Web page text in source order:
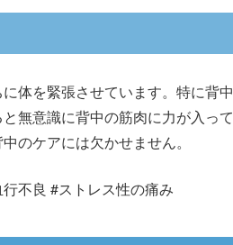
体を緊張させています。特に背中
無意識に背中の筋肉に力が入って
のケアには欠かせません。
不良 #ストレス性の痛み